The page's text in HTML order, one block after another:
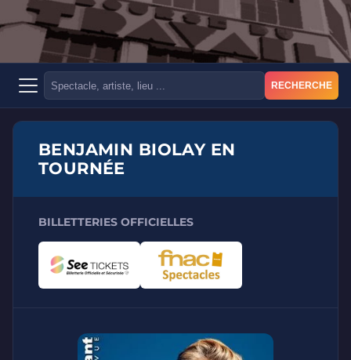
RECHERCHE
BENJAMIN BIOLAY EN
TOURNÉE
BILLETTERIES OFFICIELLES